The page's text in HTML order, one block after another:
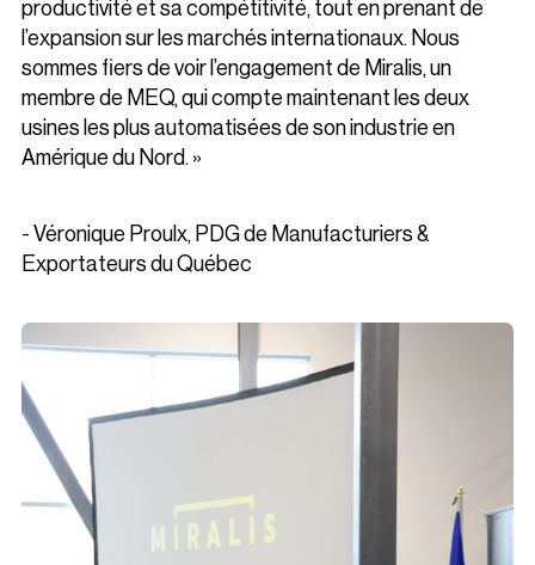
productivité et sa compétitivité, tout en prenant de
l’expansion sur les marchés internationaux. Nous
sommes fiers de voir l’engagement de Miralis, un
membre de MEQ, qui compte maintenant les deux
usines les plus automatisées de son industrie en
Amérique du Nord. »
- Véronique Proulx, PDG de Manufacturiers &
Exportateurs du Québec